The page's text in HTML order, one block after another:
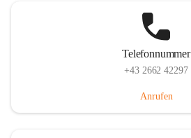
Telefonnummer
+43 2662 42297
Anrufen